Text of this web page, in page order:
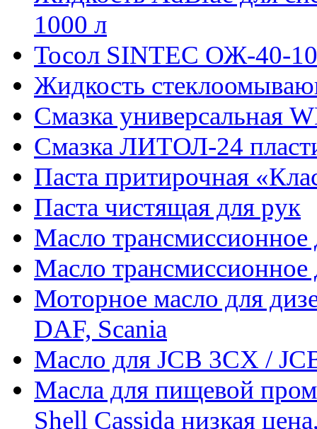
1000 л
Тосол SINTEC ОЖ-40-
Жидкость
Смазка универсальная
Смазка ЛИТОЛ-24
Паста притирочная
Паста чистящая для рук
Масло
Масло
Моторное масло для
DAF, Scania
Масло для JCB 3CX /
Масла для пищевой
Shell Cassida низкая